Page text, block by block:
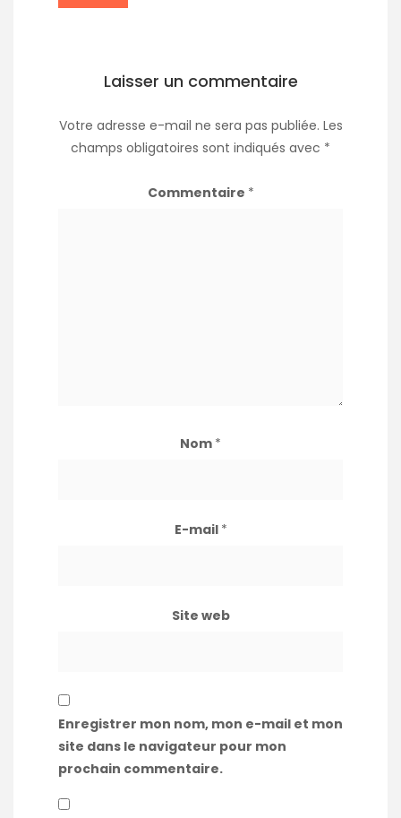
Laisser un commentaire
Votre adresse e-mail ne sera pas publiée. Les
champs obligatoires sont indiqués avec *
Commentaire *
Nom *
E-mail *
Site web
Enregistrer mon nom, mon e-mail et mon
site dans le navigateur pour mon
prochain commentaire.